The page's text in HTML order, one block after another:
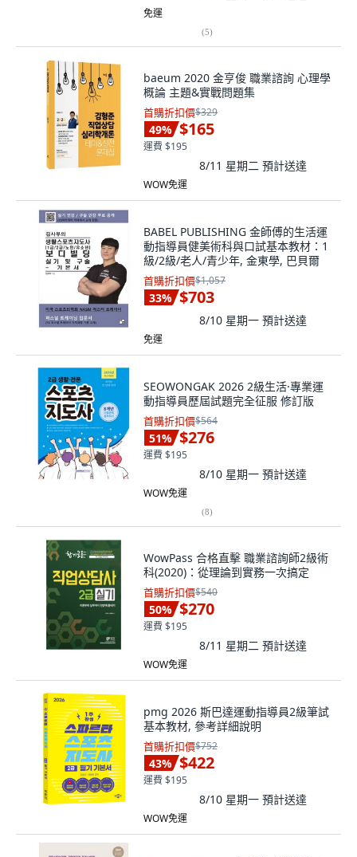
免運
(5)
baeum 2020 金亨俊 職業諮詢 心理學
概論 主題&實戰問題集
首購折扣價$329
49% $165
運費 $195
8/11 星期二 預計送達
WOW免運
BABEL PUBLISHING 金師傅的生活運
動指導員健美術科與口試基本教材：1
級/2級/老人/青少年, 金東學, 巴貝爾
首購折扣價$1,057
33% $703
8/10 星期一 預計送達
免運
SEOWONGAK 2026 2級生活·專業運
動指導員歷屆試題完全征服 修訂版
首購折扣價$564
51% $276
運費 $195
8/10 星期一 預計送達
WOW免運
(8)
WowPass 合格直擊 職業諮詢師2級術
科(2020)：從理論到實務一次搞定
首購折扣價$540
50% $270
運費 $195
8/11 星期二 預計送達
WOW免運
pmg 2026 斯巴達運動指導員2級筆試
基本教材, 參考詳細說明
首購折扣價$752
43% $422
運費 $195
8/10 星期一 預計送達
WOW免運